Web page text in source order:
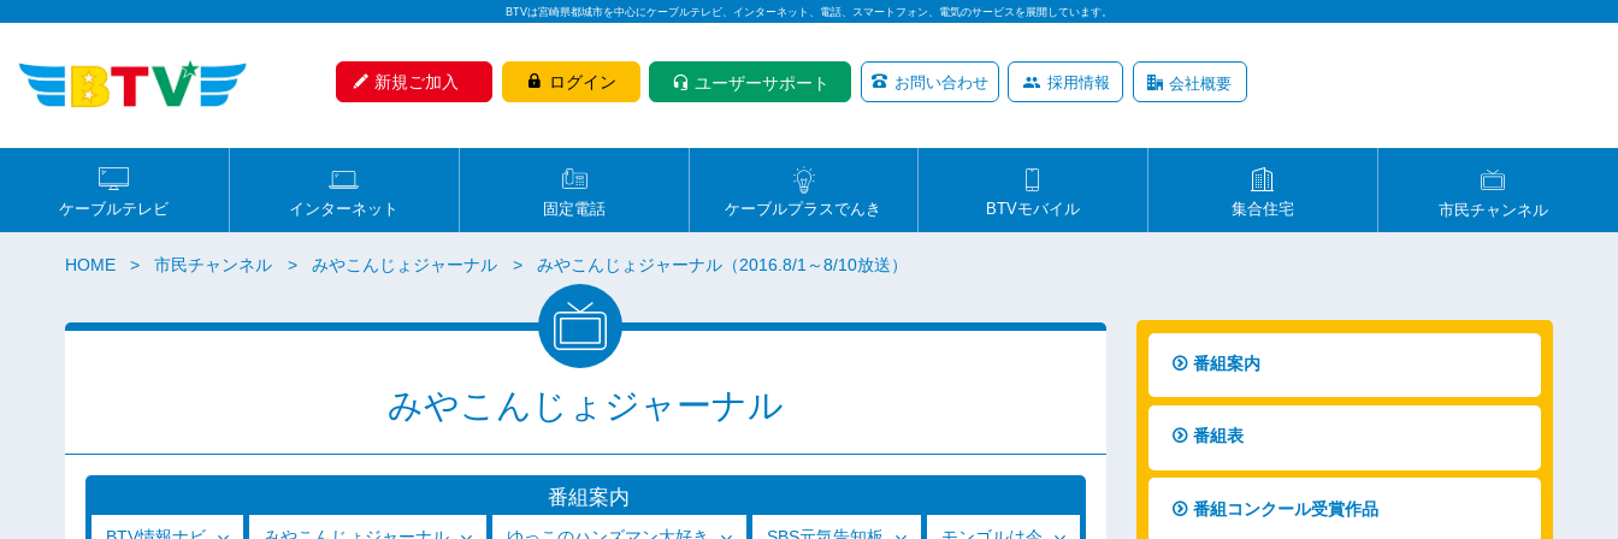
BTVは宮崎県都城市を中心にケーブルテレビ、インターネット、電話、スマートフォン、電気のサービスを展開しています。
新規ご加入 ログイン ユーザーサポート お問い合わせ 採用情報 会社概要
ケーブルテレビ インターネット 固定電話 ケーブルプラスでんき BTVモバイル 集合住宅 市民チャンネル
HOME 市民チャンネル みやこんじょジャーナル みやこんじょジャーナル（2016.8/1～8/10放送）
みやこんじょジャーナル
番組案内
番組案内
番組表
番組コンクール受賞作品